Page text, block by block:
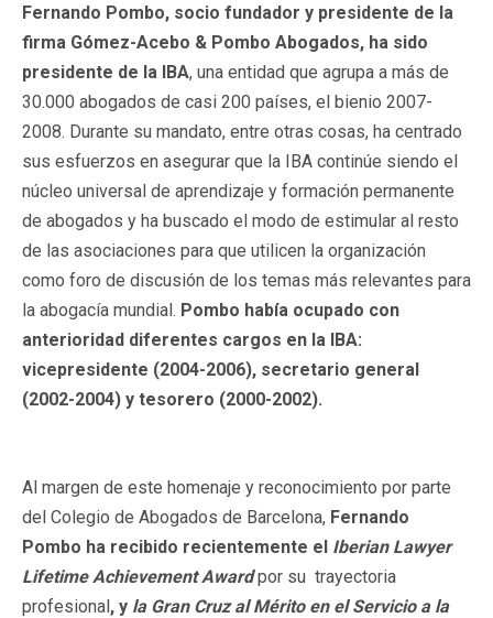
Fernando Pombo, socio fundador y presidente de la
firma Gómez-Acebo & Pombo Abogados, ha sido
presidente de la IBA, una entidad que agrupa a más de
30.000 abogados de casi 200 países, el bienio 2007-
2008. Durante su mandato, entre otras cosas, ha centrado
sus esfuerzos en asegurar que la IBA continúe siendo el
núcleo universal de aprendizaje y formación permanente
de abogados y ha buscado el modo de estimular al resto
de las asociaciones para que utilicen la organización
como foro de discusión de los temas más relevantes para
la abogacía mundial. Pombo había ocupado con
anterioridad diferentes cargos en la IBA:
vicepresidente (2004-2006), secretario general
(2002-2004) y tesorero (2000-2002).
Al margen de este homenaje y reconocimiento por parte
del Colegio de Abogados de Barcelona, Fernando
Pombo ha recibido recientemente el Iberian Lawyer
Lifetime Achievement Award por su trayectoria
profesional, y la Gran Cruzal Mérito en el Servicio a la